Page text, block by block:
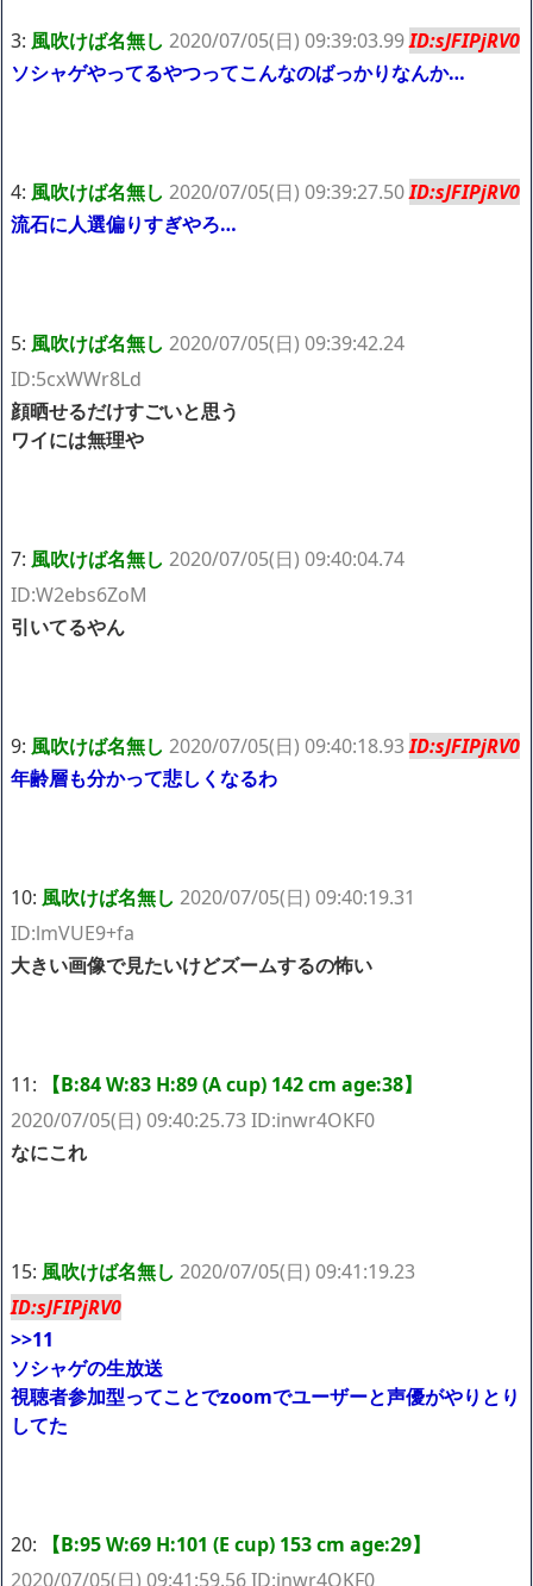
3: 風吹けば名無し 2020/07/05(日) 09:39:03.99ID:sJFIPjRV0
ソシャゲやってるやつってこんなのばっかりなんか…
4: 風吹けば名無し 2020/07/05(日) 09:39:27.50ID:sJFIPjRV0
流石に人選偏りすぎやろ…
5: 風吹けば名無し 2020/07/05(日) 09:39:42.24
ID:5cxWWr8Ld
顔晒せるだけすごいと思う
ワイには無理や
7: 風吹けば名無し 2020/07/05(日) 09:40:04.74
ID:W2ebs6ZoM
引いてるやん
9: 風吹けば名無し 2020/07/05(日) 09:40:18.93ID:sJFIPjRV0
年齢層も分かって悲しくなるわ
10: 風吹けば名無し 2020/07/05(日) 09:40:19.31
ID:lmVUE9+fa
大きい画像で見たいけどズームするの怖い
11:
【B:84 W:83 H:89 (A cup) 142 cm age:38】
2020/07/05(日) 09:40:25.73 ID:inwr4OKF0
なにこれ
15: 風吹けば名無し 2020/07/05(日) 09:41:19.23
ID:sJFIPjRV0
>>11
ソシャゲの生放送
視聴者参加型ってことでzoomでユーザーと声優がやりとり
してた
20:
【B:95 W:69 H:101 (E cup) 153 cm age:29】
2020/07/05(日) 09:41:59.56 ID:inwr4OKF0